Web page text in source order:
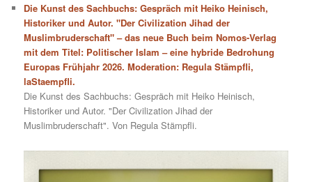
Die Kunst des Sachbuchs: Gespräch mit Heiko Heinisch,
Historiker und Autor. "Der Civilization Jihad der
Muslimbruderschaft" – das neue Buch beim Nomos-Verlag
mit dem Titel: Politischer Islam – eine hybride Bedrohung
Europas Frühjahr 2026. Moderation: Regula Stämpfli,
laStaempfli.
Die Kunst des Sachbuchs: Gespräch mit Heiko Heinisch,
Historiker und Autor. "Der Civilization Jihad der
Muslimbruderschaft". Von Regula Stämpfli.